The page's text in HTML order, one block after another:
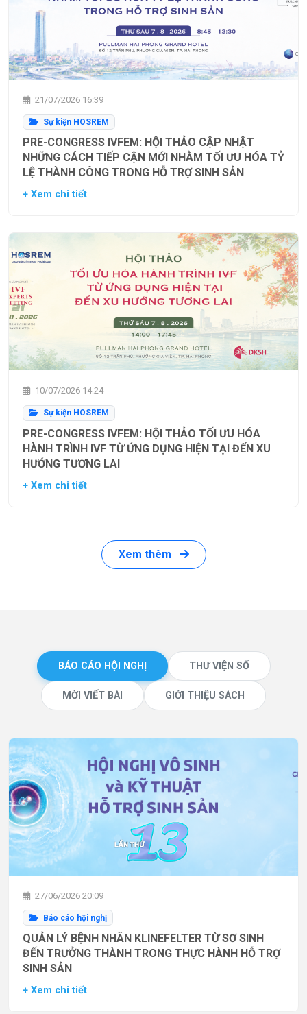
21/07/2026 16:39
Sự kiện HOSREM
PRE-CONGRESS IVFEM: HỘI THẢO CẬP NHẬT
NHỮNG CÁCH TIẾP CẬN MỚI NHẰM TỐI ƯU HÓA TỶ
LỆ THÀNH CÔNG TRONG HỖ TRỢ SINH SẢN
+ Xem chi tiết
10/07/2026 14:24
Sự kiện HOSREM
PRE-CONGRESS IVFEM: HỘI THẢO TỐI ƯU HÓA
HÀNH TRÌNH IVF TỪ ỨNG DỤNG HIỆN TẠI ĐẾN XU
HƯỚNG TƯƠNG LAI
+ Xem chi tiết
Xem thêm
BÁO CÁO HỘI NGHỊ THƯ VIỆN SỐ
MỜI VIẾT BÀI GIỚI THIỆU SÁCH
27/06/2026 20:09
Báo cáo hội nghị
QUẢN LÝ BỆNH NHÂN KLINEFELTER TỪ SƠ SINH
ĐẾN TRƯỞNG THÀNH TRONG THỰC HÀNH HỖ TRỢ
SINH SẢN
+ Xem chi tiết